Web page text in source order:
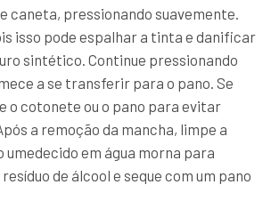
caneta, pressionando suavemente.
isso pode espalhar a tinta e danificar
sintético. Continue pressionando
a se transferir para o pano. Se
o cotonete ou o pano para evitar
a remoção da mancha, limpe a
umedecido em água morna para
de álcool e seque com um pano